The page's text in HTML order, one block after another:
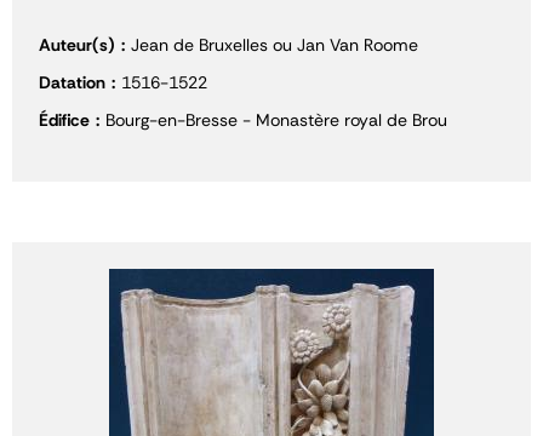
Auteur(s)
Jean de Bruxelles ou Jan Van Roome
Datation
1516-1522
Édifice
Bourg-en-Bresse - Monastère royal de Brou